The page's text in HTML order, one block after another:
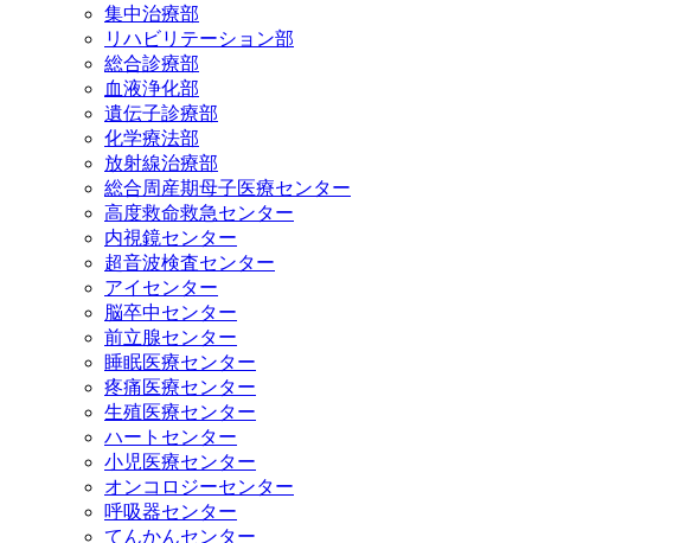
集中治療部
リハビリテーション部
総合診療部
血液浄化部
遺伝子診療部
化学療法部
放射線治療部
総合周産期母子医療センター
高度救命救急センター
内視鏡センター
超音波検査センター
アイセンター
脳卒中センター
前立腺センター
睡眠医療センター
疼痛医療センター
生殖医療センター
ハートセンター
小児医療センター
オンコロジーセンター
呼吸器センター
てんかんセンター